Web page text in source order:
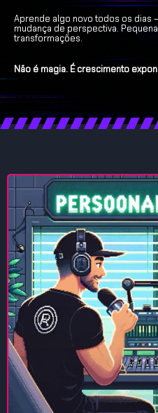
Aprende algo novo todos os dias
mudança de perspectiva.
transformações.
Não é magia. É crescimento